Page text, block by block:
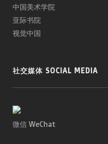
中国美术学院
亚际书院
视觉中国
社交媒体 SOCIAL MEDIA
微信 WeChat